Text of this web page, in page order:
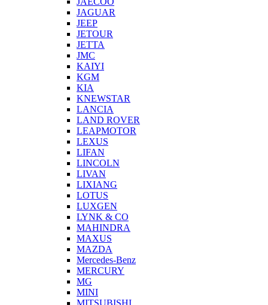
JAGUAR
JEEP
JETOUR
JETTA
JMC
KAIYI
KGM
KIA
KNEWSTAR
LANCIA
LAND ROVER
LEAPMOTOR
LEXUS
LIFAN
LINCOLN
LIVAN
LIXIANG
LOTUS
LUXGEN
LYNK & CO
MAHINDRA
MAXUS
MAZDA
Mercedes-Benz
MERCURY
MG
MINI
MITSUBISHI